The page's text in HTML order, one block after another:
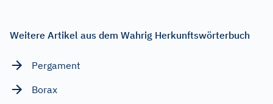
Weitere Artikel aus dem Wahrig Herkunftswörterbuch
Pergament
Borax